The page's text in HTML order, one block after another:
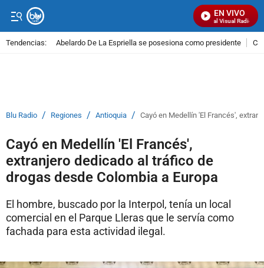
EN VIVO
Señal Visual Radio
Tendencias: Abelardo De La Espriella se posesiona como presidente
Blu Radio / Regiones / Antioquia / Cayó en Medellín 'El Francés',
Cayó en Medellín 'El Francés',
extranjero dedicado al tráfico de
drogas desde Colombia a Europa
El hombre, buscado por la Interpol, tenía un local
comercial en el Parque Lleras que le servía como
fachada para esta actividad ilegal.